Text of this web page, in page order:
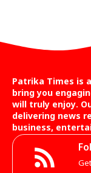
Patrika Times is
bring you
will truly enjoy.
delivering news
business,